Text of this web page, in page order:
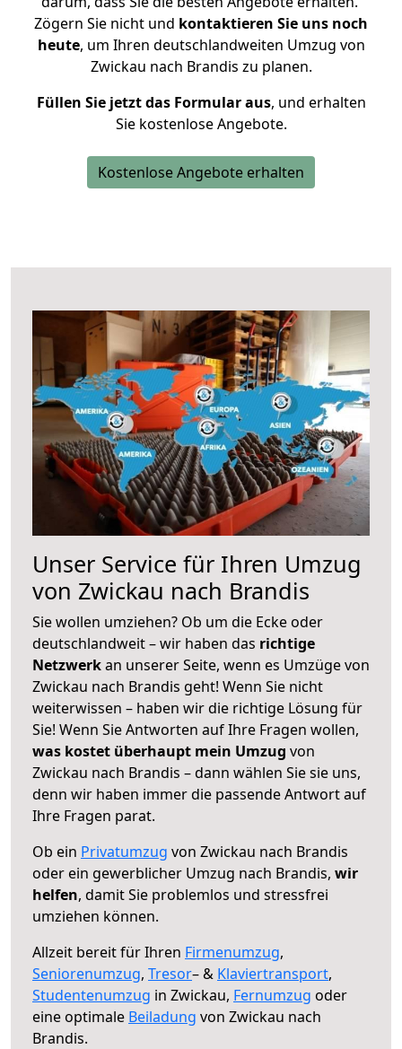
Zögern Sie nicht und kontaktieren Sie uns noch
heute, um Ihren deutschlandweiten Umzug von
Zwickau nach Brandis zu planen.
Füllen Sie jetzt das Formular aus, und erhalten
Sie kostenlose Angebote.
Kostenlose Angebote erhalten
Unser Service für Ihren Umzug
von Zwickau nach Brandis
Sie wollen umziehen? Ob um die Ecke oder
deutschlandweit – wir haben das richtige
Netzwerkan unserer Seite, wenn es Umzüge von
Zwickau nach Brandis geht! Wenn Sie nicht
weiterwissen – haben wir die richtige Lösung für
Sie! Wenn Sie Antworten auf Ihre Fragen wollen,
was kostet überhaupt mein Umzug von
Zwickau nach Brandis – dann wählen Sie sie uns,
denn wir haben immer die passende Antwort auf
Ihre Fragen parat.
Ob ein Privatumzug von Zwickau nach Brandis
oder ein gewerblicher Umzug nach Brandis, wir
helfen, damit Sie problemlos und stressfrei
umziehen können.
Allzeit bereit für Ihren Firmenumzug,
Seniorenumzug, Tresor– & Klaviertransport,
Studentenumzug in Zwickau, Fernumzug oder
eine optimale Beiladung von Zwickau nach
Brandis.